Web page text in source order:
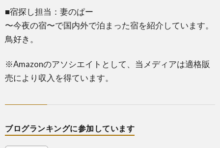
■宿探し担当：妻のぱー
〜今夜の宿〜で国内外で泊まった宿を紹介しています。
鳥好き。
※Amazonのアソシエイトとして、当メディアは適格販
売により収入を得ています。
ブログランキングに参加しています